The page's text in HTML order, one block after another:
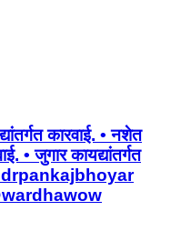
कारवाई. • नशेत
• जुगार कायद्यांतर्गत